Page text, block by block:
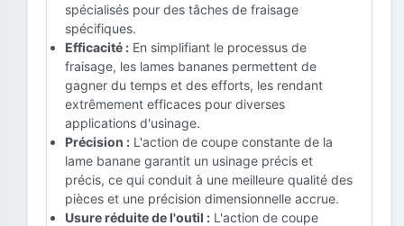
spécialisés pour des tâches de fraisage
spécifiques.
Efficacité : En simplifiant le processus de
fraisage, les lames bananes permettent de
gagner du temps et des efforts, les rendant
extrêmement efficaces pour diverses
applications d'usinage.
Précision : L'action de coupe constante de la
lame banane garantit un usinage précis et
précis, ce qui conduit à une meilleure qualité des
pièces et une précision dimensionnelle accrue.
Usure réduite de l'outil : L'action de coupe